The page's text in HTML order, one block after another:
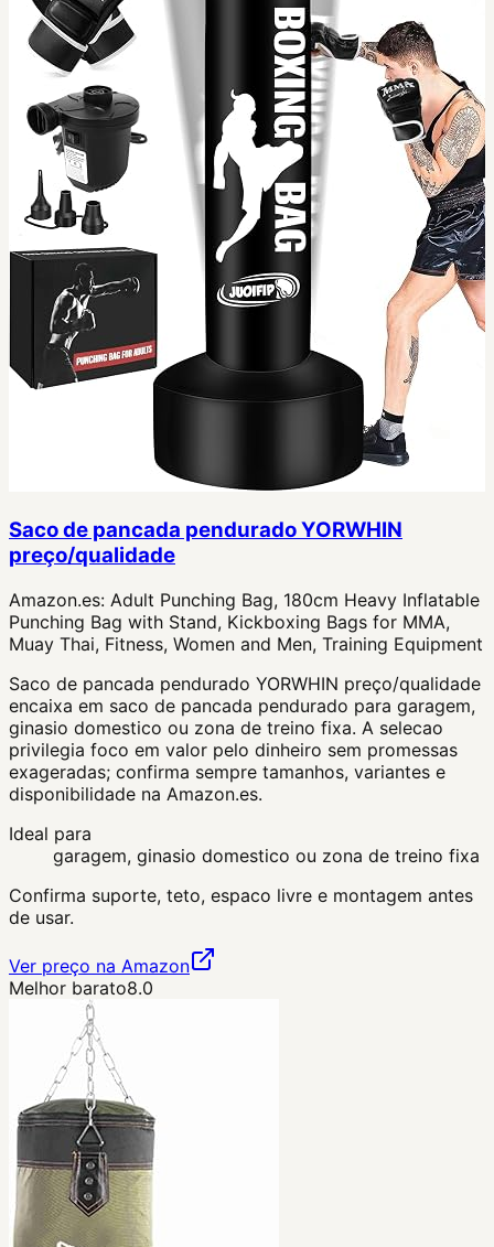
Saco de pancada pendurado YORWHIN
preço/qualidade
Amazon.es: Adult Punching Bag, 180cm Heavy Inflatable
Punching Bag with Stand, Kickboxing Bags for MMA,
Muay Thai, Fitness, Women and Men, Training Equipment
Saco de pancada pendurado YORWHIN preço/qualidade
encaixa em saco de pancada pendurado para garagem,
ginasio domestico ou zona de treino fixa. A selecao
privilegia foco em valor pelo dinheiro sem promessas
exageradas; confirma sempre tamanhos, variantes e
disponibilidade na Amazon.es.
Ideal para
garagem, ginasio domestico ou zona de treino fixa
Confirma suporte, teto, espaco livre e montagem antes
de usar.
Ver preço na Amazon
Melhor barato8.0